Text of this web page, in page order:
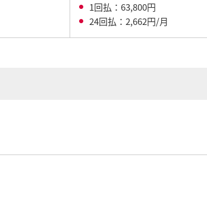
1回払：63,800円
24回払：2,662円/月